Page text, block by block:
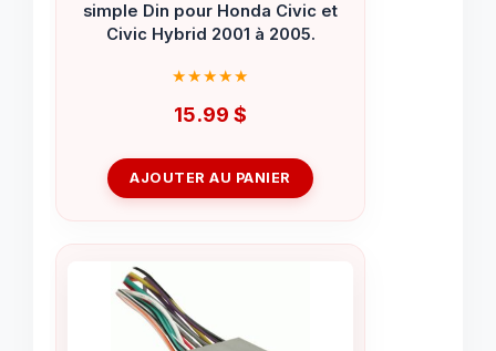
simple Din pour Honda Civic et
Civic Hybrid 2001 à 2005.
15.99 $
AJOUTER AU PANIER